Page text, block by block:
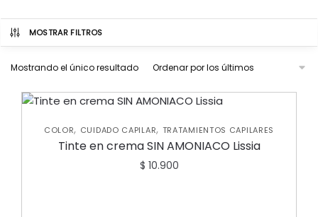
MOSTRAR FILTROS
Mostrando el único resultado
COLOR, CUIDADO CAPILAR, TRATAMIENTOS CAPILARES
Tinte en crema SIN AMONIACO Lissia
$ 10.900